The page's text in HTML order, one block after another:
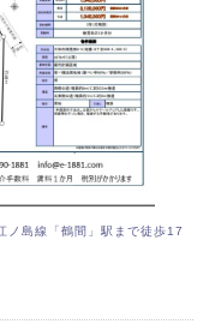
ノ島線「鶴間」駅まで徒歩17